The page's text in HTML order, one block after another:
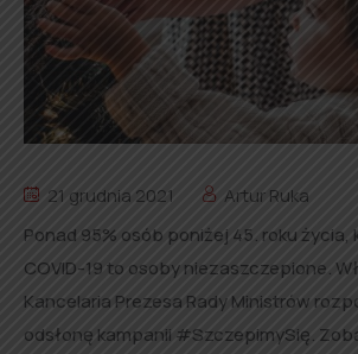
21 grudnia 2021
Artur Ruka
Ponad 95% osób poniżej 45. roku życia,
COVID-19 to osoby niezaszczepione.
Kancelaria Prezesa Rady Ministrów
odsłonę kampanii #SzczepimySię.